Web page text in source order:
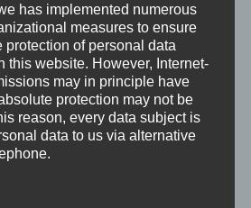
Dissoziation in anderen Beiträgen
Guckstu im Beitrag zum erzeugen
7 bis 13 Jahre
und Ganzen ihre Filter- und
und entwickelt. Sie beginnen jetzt, die
Vorbild auserkoren haben zu
has implemented numerous
measures to ensure
protection of personal data
this website. However, Internet-
may in principle have
protection may not be
reason, every data subject is
data to us via alternative